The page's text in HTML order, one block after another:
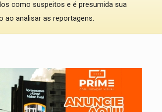
como suspeitos e é presumida sua
ao analisar as reportagens.